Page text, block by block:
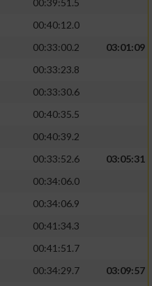
00:39:51.5
00:40:12.0
00:33:00.2
03:01:09
00:33:23.8
00:33:30.6
00:40:35.5
00:40:39.2
00:33:52.6
03:05:31
00:34:06.0
00:34:06.9
00:41:34.3
00:41:51.7
00:34:29.7
03:09:57